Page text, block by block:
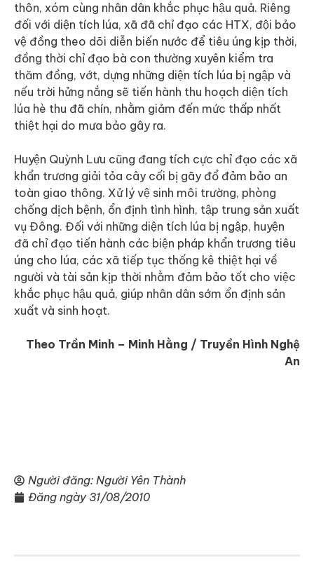
thôn, xóm cùng nhân dân khắc phục hậu quả. Riêng
đối với diện tích lúa, xã đã chỉ đạo các HTX, đội bảo
vệ đồng theo dõi diễn biến nước để tiêu úng kịp thời,
đồng thời chỉ đạo bà con thường xuyên kiểm tra
thăm đồng, vớt, dựng những diện tích lúa bị ngập và
nếu trời hửng nắng sẽ tiến hành thu hoạch diện tích
lúa hè thu đã chín, nhằm giảm đến mức thấp nhất
thiệt hại do mưa bảo gây ra.
Huyện Quỳnh Lưu cũng đang tích cực chỉ đạo các xã
khẩn trương giải tỏa cây cối bị gãy đổ đảm bảo an
toàn giao thông. Xử lý vệ sinh môi trường, phòng
chống dịch bệnh, ổn định tình hình, tập trung sản xuất
vụ Đông. Đối với những diện tích lúa bị ngập, huyện
đã chỉ đạo tiến hành các biện pháp khẩn trương tiêu
úng cho lúa, các xã tiếp tục thống kê thiệt hại về
người và tài sản kịp thời nhằm đảm bảo tốt cho việc
khắc phục hậu quả, giúp nhân dân sớm ổn định sản
xuất và sinh hoạt.
Theo Trần Minh – Minh Hằng / Truyền Hình Nghệ
An
Người đăng: Người Yên Thành
Đăng ngày 31/08/2010